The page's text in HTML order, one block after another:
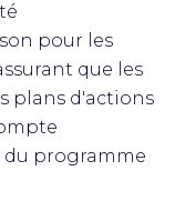
pour les
que les
plans d'actions
du programme